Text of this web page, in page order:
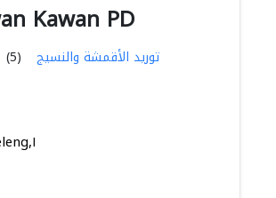
Kawan PD
(5) توريد الأقمشة والنسيج